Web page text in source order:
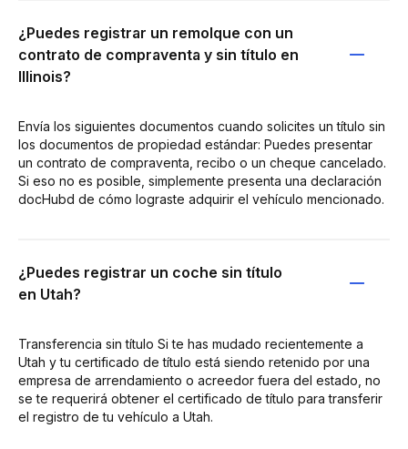
¿Puedes registrar un remolque con un
contrato de compraventa y sin título en
Illinois?
Envía los siguientes documentos cuando solicites un título sin
los documentos de propiedad estándar: Puedes presentar
un contrato de compraventa, recibo o un cheque cancelado.
Si eso no es posible, simplemente presenta una declaración
docHubd de cómo lograste adquirir el vehículo mencionado.
¿Puedes registrar un coche sin título
en Utah?
Transferencia sin título Si te has mudado recientemente a
Utah y tu certificado de título está siendo retenido por una
empresa de arrendamiento o acreedor fuera del estado, no
se te requerirá obtener el certificado de título para transferir
el registro de tu vehículo a Utah.